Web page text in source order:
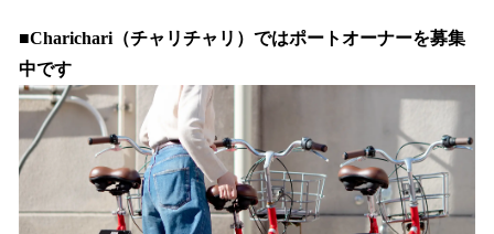
■Charichari（チャリチャリ）ではポートオーナーを募集
中です